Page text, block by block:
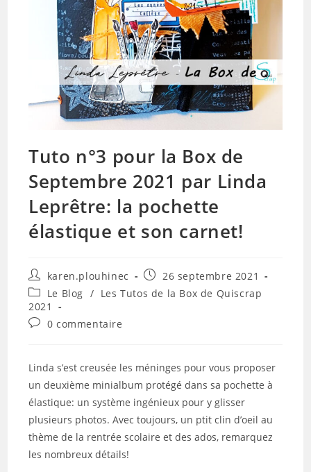
Tuto n°3 pour la Box de
Septembre 2021 par Linda
Leprêtre: la pochette
élastique et son carnet!
Auteur/autrice
de
la
publication :
karen.plouhinec
Publication
publiée :
26 septembre 2021
Post
category:
Le Blog / Les Tutos de la Box de Quiscrap
2021
Commentaires
publication :
0 commentaire
Linda s’est creusée les méninges pour vous proposer
un deuxième minialbum protégé dans sa pochette à
élastique: un système ingénieux pour y glisser
plusieurs photos. Avec toujours, un ptit clin d’oeil au
thème de la rentrée scolaire et des ados, remarquez
les nombreux détails!